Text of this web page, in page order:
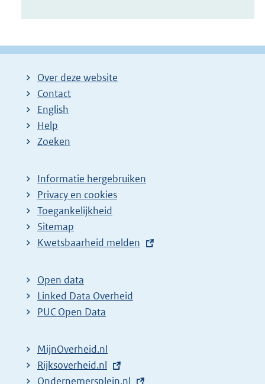
Over deze website
Contact
English
Help
Zoeken
Informatie hergebruiken
Privacy en cookies
Toegankelijkheid
Sitemap
E
t
e
r
l
i
Kwetsbaarheid melden
Open data
Linked Data Overheid
PUC Open Data
MijnOverheid.nl
E
x
Rijksoverheid.nl
E
Ondernemersplein.nl